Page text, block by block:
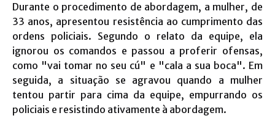
Durante o procedimento de abordagem, a mulher, de
33 anos, apresentou resistência ao cumprimento das
ordens policiais. Segundo o relato da equipe, ela
ignorou os comandos e passou a proferir ofensas,
como "vai tomar no seu cú" e "cala a sua boca". Em
seguida, a situação se agravou quando a mulher
tentou partir para cima da equipe, empurrando os
policiais e resistindo ativamente à abordagem.